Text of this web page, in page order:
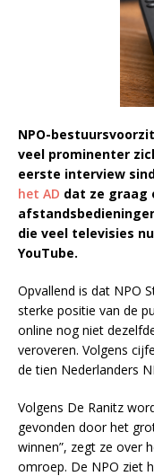
NPO-
veel prominenter
eerste interview
het AD dat ze graag
die veel televisies
YouTube.
Opvallend is dat NPO
sterke positie van de
online nog niet
veroveren. Volgens
de tien Nederlanders
Volgens De Ranitz
gevonden door het
winnen”, zegt ze over
omroep. De NPO ziet